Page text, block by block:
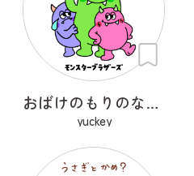
おばけのもりのなかまたち
yuckey